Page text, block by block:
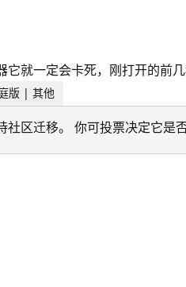
就一定会卡死，刚打开的前
版 | 其他
区迁移。 你可投票决定它是